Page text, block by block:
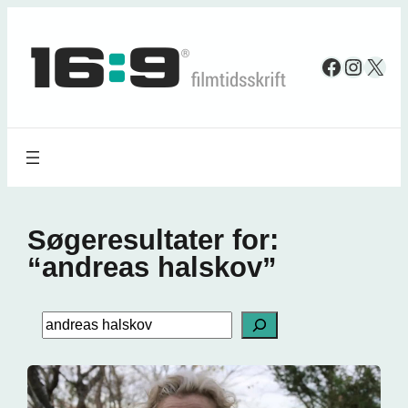
indhold
X
Søgeresultater for:
“andreas halskov”
Search